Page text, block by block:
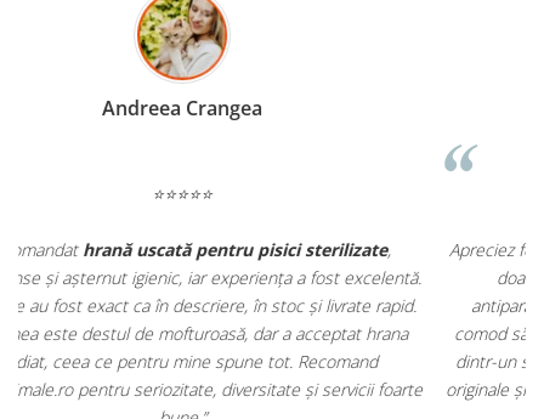
Madalina Stancea
Apreciez foarte mult faptul că peehranaanimale.ro
găsesc nu
doar hrană, ci și produse din farmacia veterinară
antiparazitare, suplimente și soluții de îngrijire. Este foarte
comod să pot comanda tot ce am nevoie pentru animalul meu
dintr-un singur loc. Livrarea a fost rapidă, iar produsele au fost
originale și în termen. Magazin serios, bine organizat și foarte util